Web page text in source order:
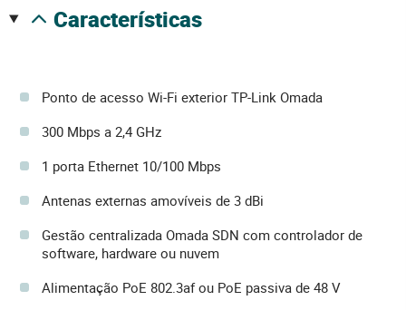
características
Ponto de acesso Wi-Fi exterior TP-Link Omada
300 Mbps a 2,4 GHz
1 porta Ethernet 10/100 Mbps
Antenas externas amovíveis de 3 dBi
Gestão centralizada Omada SDN com controlador de
software, hardware ou nuvem
Alimentação PoE 802.3af ou PoE passiva de 48 V